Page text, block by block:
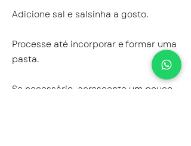
Adicione sal e salsinha a gosto.
Processe até incorporar e formar uma
pasta.
Se necessário, acrescente um pouco